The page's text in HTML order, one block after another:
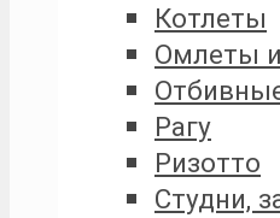
Котлеты
Омлеты
Рагу
Ризотто
Студни,